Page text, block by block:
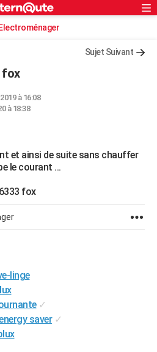
S'inscrire
Electroménager
Sujet Suivant
fox
à 16:08
à 18:38
et ainsi de suite sans chauffer
le courant ...
fox
linge
✓
saver ✓